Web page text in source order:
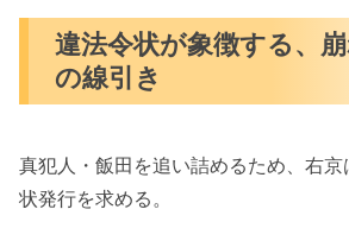
違法令状が象徴する、
の線引き
真犯人・飯田を追い詰めるため、右
状発行を求める。